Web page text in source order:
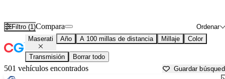
Filtro (1) Ordenar
Compara
Maserati Año A 100 millas de distancia Millaje Color
Transmisión Borrar todo
501 vehículos encontrados Guardar